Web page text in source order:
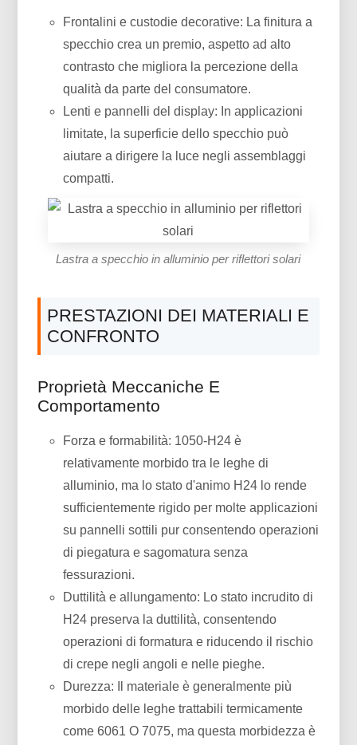
Frontalini e custodie decorative: La finitura a
specchio crea un premio, aspetto ad alto
contrasto che migliora la percezione della
qualità da parte del consumatore.
Lenti e pannelli del display: In applicazioni
limitate, la superficie dello specchio può
aiutare a dirigere la luce negli assemblaggi
compatti.
Lastra a specchio in alluminio per riflettori solari
PRESTAZIONI DEI MATERIALI E
CONFRONTO
Proprietà Meccaniche E
Comportamento
Forza e formabilità: 1050-H24 è
relativamente morbido tra le leghe di
alluminio, ma lo stato d'animo H24 lo rende
sufficientemente rigido per molte applicazioni
su pannelli sottili pur consentendo operazioni
di piegatura e sagomatura senza
fessurazioni.
Duttilità e allungamento: Lo stato incrudito di
H24 preserva la duttilità, consentendo
operazioni di formatura e riducendo il rischio
di crepe negli angoli e nelle pieghe.
Durezza: Il materiale è generalmente più
morbido delle leghe trattabili termicamente
come 6061 O 7075, ma questa morbidezza è